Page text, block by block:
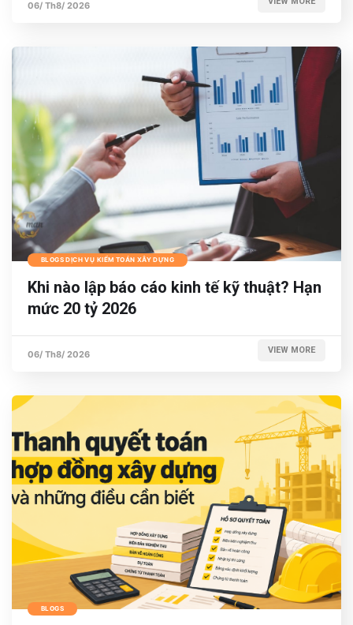
06/ Th8/ 2026
BLOGS DỊCH VỤ KIỂM TOÁN XÂY DỰNG
Khi nào lập báo cáo kinh tế kỹ thuật? Hạn
mức 20 tỷ 2026
06/ Th8/ 2026 VIEW MORE
BLOGS